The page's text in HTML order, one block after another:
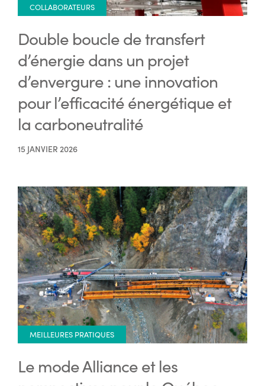
COLLABORATEURS
Double boucle de transfert
d’énergie dans un projet
d’envergure : une innovation
pour l’efficacité énergétique et
la carboneutralité
15 JANVIER 2026
MEILLEURES PRATIQUES
Le mode Alliance et les